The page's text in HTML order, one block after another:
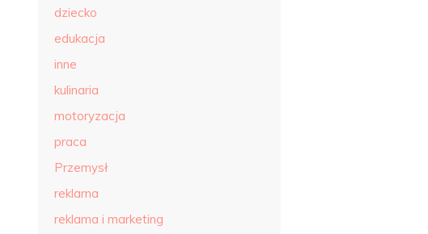
dziecko
edukacja
inne
kulinaria
motoryzacja
praca
Przemysł
reklama
reklama i marketing